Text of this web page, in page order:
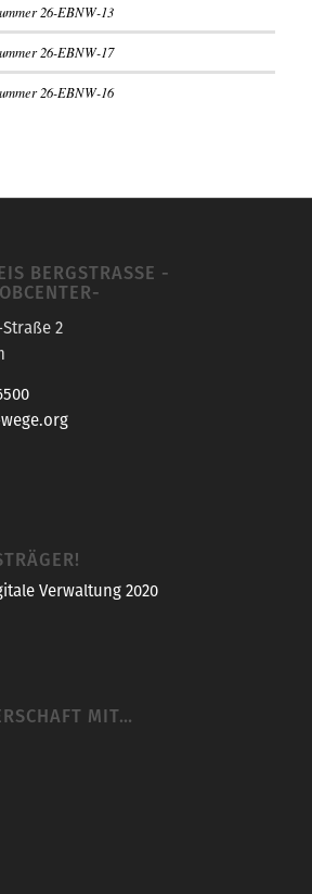
26-EBNW-13
26-EBNW-17
26-EBNW-16
BERGSTRASSE -K
2
MIT…